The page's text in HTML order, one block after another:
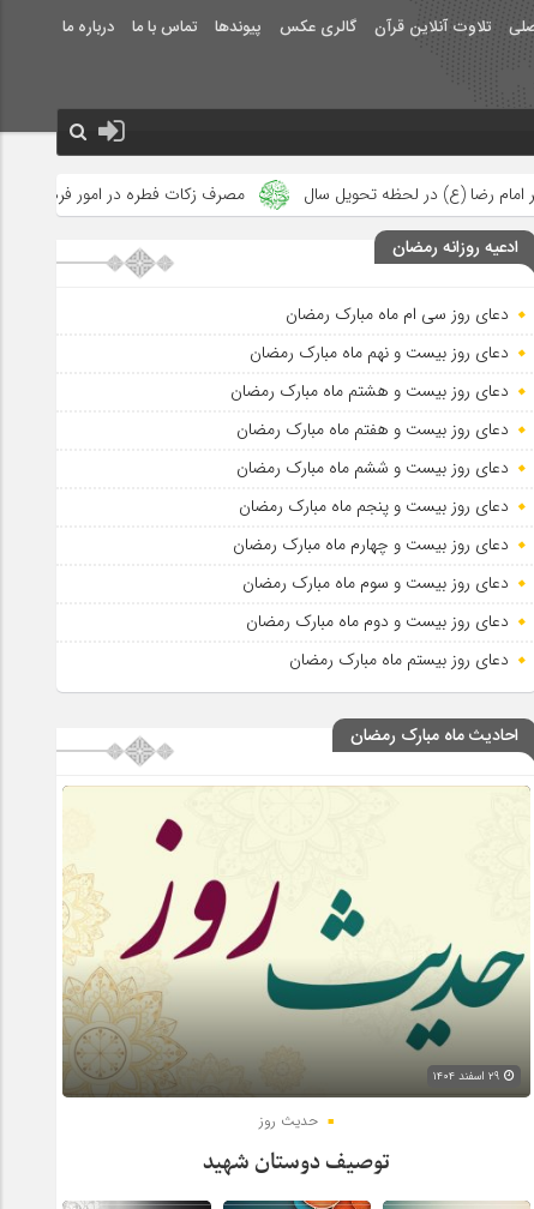
تلاوت آنلاین قرآن گالری عکس پیوندها تماس با ما درباره ما
سال مصرف زکات فطره در امور فرهنگی جلوه‌های بزرگ نصرت
ادعیه روزانه رمضان
دعای روز سی ام ماه مبارک رمضان
دعای روز بیست و نهم ماه مبارک رمضان
دعای روز بیست و هشتم ماه مبارک رمضان
دعای روز بیست و هفتم ماه مبارک رمضان
دعای روز بیست و ششم ماه مبارک رمضان
دعای روز بیست و پنجم ماه مبارک رمضان
دعای روز بیست و چهارم ماه مبارک رمضان
دعای روز بیست و سوم ماه مبارک رمضان
دعای روز بیست و دوم ماه مبارک رمضان
دعای روز بیستم ماه مبارک رمضان
احادیث ماه مبارک رمضان
حدیث روز
توصیف دوستان شهید